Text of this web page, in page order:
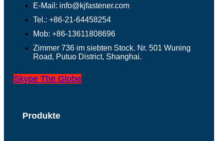
E-Mail: info@kjfastener.com
Tel.: +86-21-64458254
Mob: +86-13611808696
Zimmer 736 im siebten Stock. Nr. 501 Wuning
Road, Putuo District, Shanghai.
Skype The Globe
Produkte